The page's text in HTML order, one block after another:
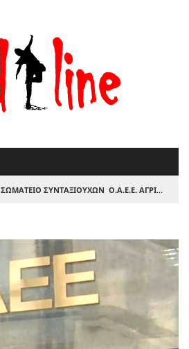
ΣΩΜΑΤΕΙΟ ΣΥΝΤΑΞΙΟΥΧΩΝ Ο.Α.Ε.Ε. ΑΓΡΙΝΙΟΥ & ΠΕΡΙΧΩΡΩΝ